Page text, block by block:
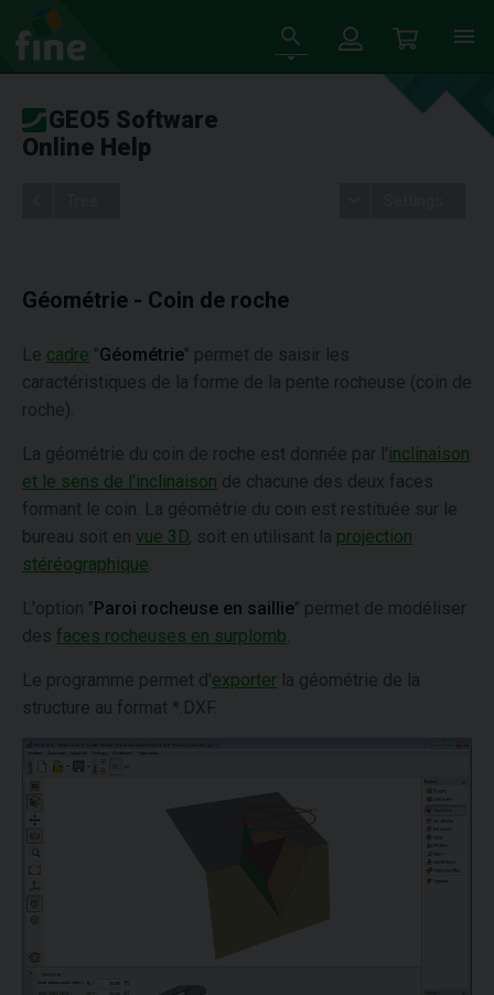
GEO5 Software
Online Help
Géométrie - Coin de roche
Le cadre "Géométrie" permet de saisir les
caractéristiques de la forme de la pente rocheuse (coin de
roche).
La géométrie du coin de roche est donnée par l'inclinaison
et le sens de l'inclinaison de chacune des deux faces
formant le coin. La géométrie du coin est restituée sur le
bureau soit en vue 3D, soit en utilisant la projection
stéréographique
L'option "Paroi rocheuse en saillie" permet de modéliser
des faces rocheuses en surplomb
Le programme permet d'exporter la géométrie de la
structure au format *.DXF.